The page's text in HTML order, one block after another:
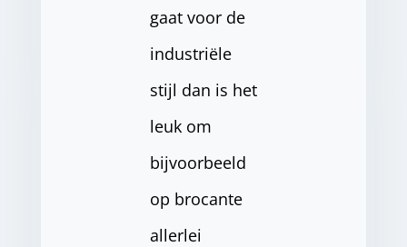
gaat voor de
industriële
stijl dan is het
leuk om
bijvoorbeeld
op brocante
allerlei